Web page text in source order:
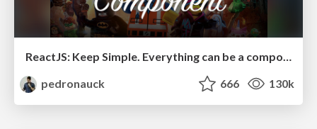
pedronauck
666 130k